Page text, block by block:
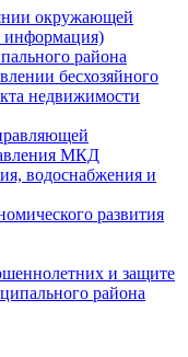
окружающей
информация)
района
бесхозяйного
недвижимости
МКД
водоснабжения и
развития
и защите
района